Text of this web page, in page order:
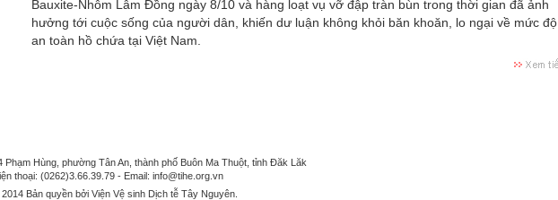
Bauxite-Nhôm Lâm Đồng ngày 8/10 và hàng loạt vụ vỡ đập tràn bùn trong thời gian đã ảnh
hưởng tới cuộc sống của người dân, khiến dư luận không khỏi băn khoăn, lo ngại về mức độ
an toàn hồ chứa tại Việt Nam.
Phạm Hùng, phường Tân An, thành phố Buôn Ma Thuột, tỉnh Đăk Lăk
thoại: (0262)3.66.39.79 - Email: info@tihe.org.vn
Bản quyền bởi Viện Vệ sinh Dịch tễ Tây Nguyên.